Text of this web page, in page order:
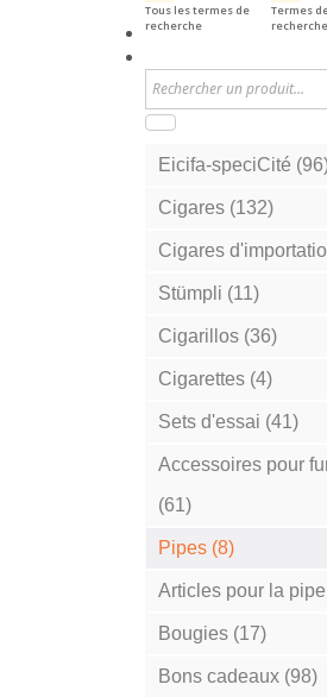
Tous les termes de
recherche
Termes
recherche
Eicifa-speciCité
Cigares (132)
Cigares
Stümpli (11)
Cigarillos (36)
Cigarettes (4)
Sets d'essai (41)
Accessoires pour
(61)
Pipes (8)
Articles pour la
Bougies (17)
Bons cadeaux (98)